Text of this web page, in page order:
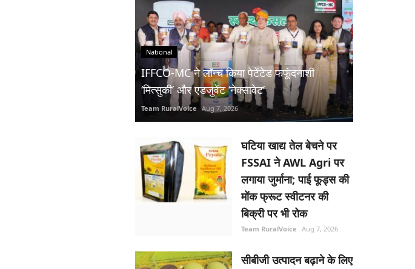
National
IFFCO-MC ने लॉन्च किया पेटेंटेड फफूंदनाशी
‘मित्सुकी’ और एडजुवेंट ‘नेक्सावेट’
Team RuralVoice Aug 7, 2026
घटिया खाद्य तेल बेचने पर
FSSAI ने AWL Agri पर
लगाया जुर्माना; पाई फूड्स की
मोंक फ्रूट स्वीटनर की
बिक्री पर भी रोक
Team RuralVoice Aug 7, 2026
सीबीजी उत्पादन बढ़ाने के लिए